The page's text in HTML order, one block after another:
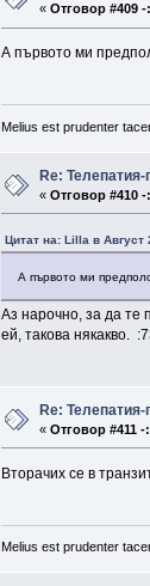
«Отговор #409 -:
А първото ми
Melius est prudenter
Re: Телепатия-
«Отговор #410 -:
Цитат на: Lilla в Август
А първото ми
Аз нарочно, за да
ей, такова някакво.
Re: Телепатия-
«Отговор #411 -:
Вторачих се в
Melius est prudenter